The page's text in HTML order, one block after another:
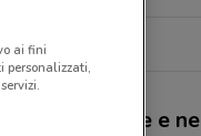
Pavesini, offerte e
ai fini
personalizzati,